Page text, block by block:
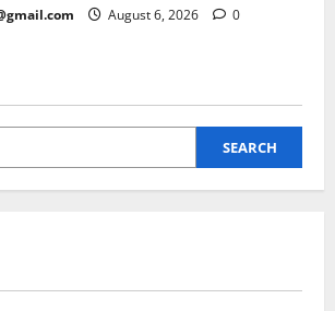
August 6, 2026 0
SEARCH